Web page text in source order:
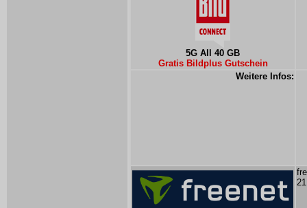
5G All 40 GB
Gratis Bildplus Gutschein
Weitere Infos: